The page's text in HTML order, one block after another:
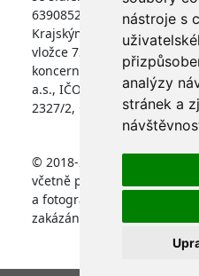
nástroje s
analýzy
stránek a
63908522, zapsané v
Krajským soudem v
vložce 736. Společnost
koncernu AGROFERT
a.s., IČO 26185610, se
2327/2, Chodov, 149 00
© 2018-2025 Farmtec a.s. *
včetně převzetí, šíření či
a fotografií je bez souhlasu
zakázáno.